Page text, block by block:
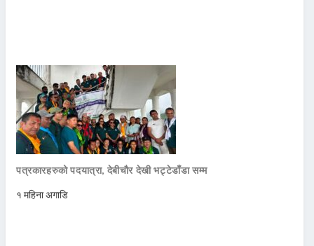
पत्रकारहरुको पदयात्रा, देबीचौर देखी भट्टेडाँडा सम्म
१ महिना अगाडि